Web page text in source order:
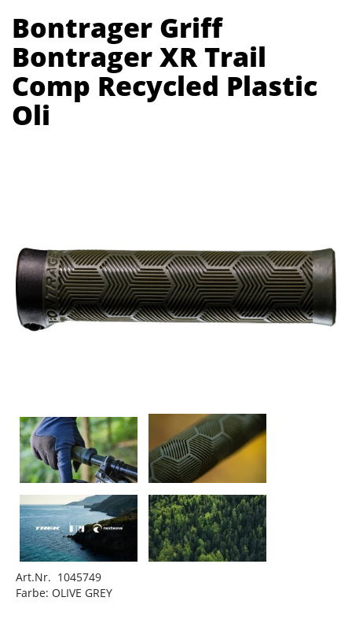
Bontrager Griff
Bontrager XR Trail
Comp Recycled Plastic
Oli
Art.Nr. 1045749
Farbe: OLIVE GREY